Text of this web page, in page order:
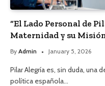
“El Lado Personal de
Maternidad y su
By Admin January 5, 2026
Pilar Alegría es, sin duda, una
política española…